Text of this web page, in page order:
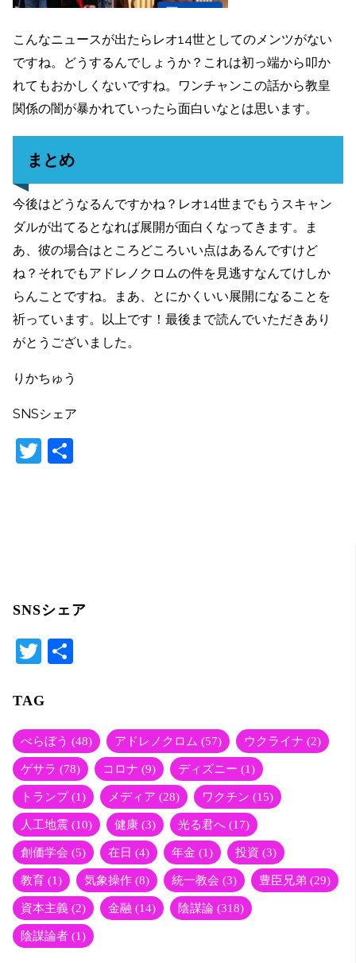
こんなニュースが出たらレオ14世としてのメンツがない
ですね。どうするんでしょうか？これは初っ端から叩か
れてもおかしくないですね。ワンチャンこの話から教皇
関係の闇が暴かれていったら面白いなとは思います。
まとめ
今後はどうなるんですかね？レオ14世までもうスキャン
ダルが出てるとなれば展開が面白くなってきます。ま
あ、彼の場合はところどころいい点はあるんですけど
ね？それでもアドレノクロムの件を見逃すなんてけしか
らんことですね。まあ、とにかくいい展開になることを
祈っています。以上です！最後まで読んでいただきあり
がとうございました。
りかちゅう
SNSシェア
T
SNSシェア
T
tte
r
TAG
べらぼう (48) アドレノクロム (57) ウクライナ (2)
ゲサラ (78) コロナ (9) ディズニー (1)
トランプ(1) メディア (28) ワクチン (15)
人工地震 (10) 健康 (3) 光る君へ (17)
創価学会 (5) 在日 (4) 年金 (1) 投資 (3)
教育 (1) 気象操作 (8) 統一教会 (3) 豊臣兄弟 (29)
資本主義 (2) 金融 (14) 陰謀論 (318)
陰謀論者 (1)